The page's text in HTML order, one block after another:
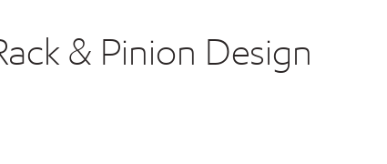
& Pinion Design